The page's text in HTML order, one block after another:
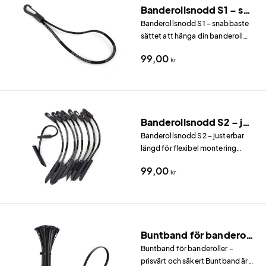
Banderollsnodd S1 – snabbmontering (10-pack)
Banderollsnodd S1 – snabbaste
sättet att hänga din banderoll
enklaste och snabbaste sättet
99,00kr
Banderollsnodd S2 – justerbar längd (10-pack)
Banderollsnodd S2 – justerbar
längd för flexibel montering
längd, vilket gör den perfekt när
99,00kr
Buntband för banderoller (25-pack)
Buntband för banderoller –
prisvärt och säkert Buntband är